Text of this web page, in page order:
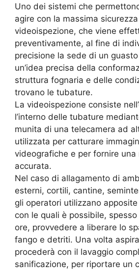
Uno dei sistemi che
agire con la massima
videoispezione, che viene
preventivamente, al fine di
precisione la sede di un
un’idea precisa della
struttura fognaria e delle
trovano le tubature.
La videoispezione consiste
l’interno delle tubature
munita di una telecamera ad
utilizzata per catturare
videografiche e per fornire una
accurata.
Nel caso di allagamento di
esterni, cortili, cantine,
gli operatori utilizzano
con le quali è possibile,
ore, provvedere a liberare lo
fango e detriti. Una volta
procederà con il lavaggio
sanificazione, per riportare un